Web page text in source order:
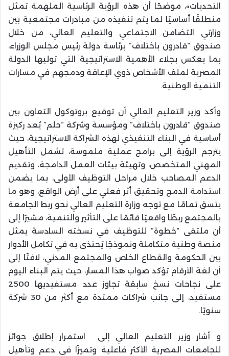
التحديات»، موضحًا أن هذه الرؤية الرئاسية الملهمة تمثل
منطلقًا أساسيًا لما يتم تنفيذه من مبادرات مجتمعية بين
وزارتي التضامن الاجتماعي والتعليم العالي، من خلال
صندوق “قادرون باختلاف” برئاسة دولة رئيس مجلس الوزراء،
بما يعكس بجلاء الأهمية الاستراتيجية التي توليها الدولة
المصرية لملف الأشخاص ذوي الإعاقة ودمجهم في مسارات
التنمية الوطنية.
وأكد وزير التعليم العالي أن توقيع بروتوكول التعاون بين
صندوق “قادرون باختلاف” ومؤسسة وشركة “حلم” يُعد ركيزة
أساسية في البناء التنفيذي لهذه الشراكة الاستراتيجية، حيث
يترجم الرؤية إلى برامج عملية ملموسة، تشمل التأهيل
المهني المتخصص، وتهيئة بيئات العمل الدامجة، وتقديم
الدعم المصاحب خلال مراحل التوظيف الأولى، بما يضمن
استدامة الدمج وتحقيق أثر فعلي على أرض الواقع، وهو ما
يتسق تمامًا مع توجه وزارة التعليم العالي نحو ربط الجامعة
بالمجتمع ربطًا واقعيًا قائمًا على التأثير والتنمية، مشيرًا إلى
أن ملتقى “خطوة” للتوظيف في نسخته السادسة يمثل
منصة وطنية متكاملة ونموذجًا يُحتذى به في تكامل الأدوار
بين الحكومة والقطاع الخاص والمجتمع المدني، لافتًا إلى
أن لغة الأرقام تؤكد صواب هذا المسار، حيث يتم البناء اليوم
على نجاحات نسخ سابقة تجاوز عدد مستفيديها 2500
مستفيد، إلى جانب شراكات ممتدة مع أكثر من 30 شركة
سنويًا.
و أشار وزير التعليم العالي إلى استمرار إطلاق جوائز
للجامعات المصرية الأكثر فاعلية وتميزًا في دعم وتأهيل